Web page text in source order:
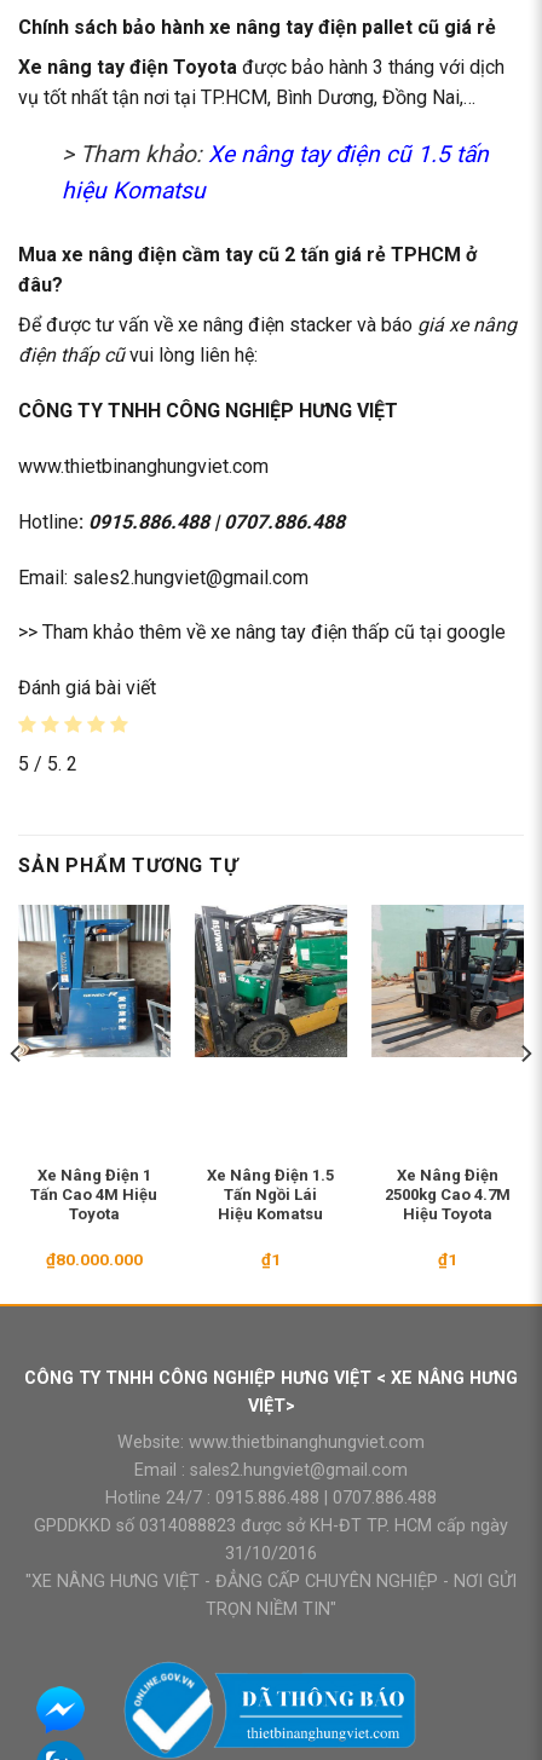
Chính sách bảo hành xe nâng tay điện pallet cũ giá rẻ
Xe nâng tay điện Toyota được bảo hành 3 tháng với dịch
vụ tốt nhất tận nơi tại TP.HCM, Bình Dương, Đồng Nai,…
> Tham khảo:Xe nâng tay điện cũ 1.5 tấn
hiệu Komatsu
Mua xe nâng điện cầm tay cũ 2 tấn giá rẻ TPHCM ở
đâu?
Để được tư vấn về xe nâng điện stacker và báo giá xe nâng
điện thấp cũvui lòng liên hệ:
CÔNG TY TNHH CÔNG NGHIỆP HƯNG VIỆT
www.thietbinanghungviet.com
Hotline: 0915.886.488|0707.886.488
Email: sales2.hungviet@gmail.com
>> Tham khảo thêm về xe nâng tay điện thấp cũ tại google
Đánh giá bài viết
5 / 5. 2
SẢN PHẨM TƯƠNG TỰ
Xe Nâng Điện 1
Tấn Cao 4M Hiệu
Toyota
₫80.000.000
Xe Nâng Điện 1.5
Tấn Ngồi Lái
Hiệu Komatsu
₫1
Xe Nâng Điện
2500kg Cao 4.7M
Hiệu Toyota
₫1
CÔNG TY TNHH CÔNG NGHIỆP HƯNG VIỆT < XE NÂNG HƯNG
VIỆT>
Website: www.thietbinanghungviet.com
Email : sales2.hungviet@gmail.com
Hotline 24/7 : 0915.886.488
0707.886.488
GPDDKKD số 0314088823 được sở KH-ĐT TP. HCM cấp ngày
31/10/2016
"XE NÂNG HƯNG VIỆT - ĐẲNG CẤP CHUYÊN NGHIỆP - NƠI GỬI
TRỌN NIỀM TIN"